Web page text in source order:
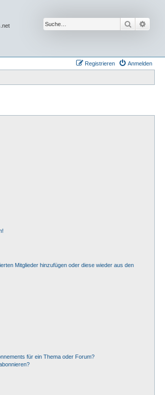
Suche
Anmelden
Registrieren
Mitglieder hinzufügen oder diese wieder aus den
für ein Thema oder Forum?